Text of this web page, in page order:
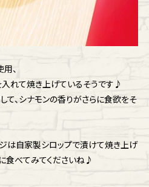
、
入れて焼き上げているそうです♪
て、シナモンの香りがさらに食欲をそ
は自家製シロップで漬けて焼き上げ
食べてみてくださいね♪